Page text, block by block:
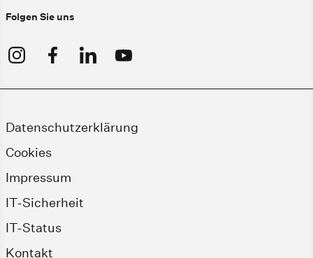
Folgen Sie uns
Datenschutzerklärung
Cookies
Impressum
IT-Sicherheit
IT-Status
Kontakt